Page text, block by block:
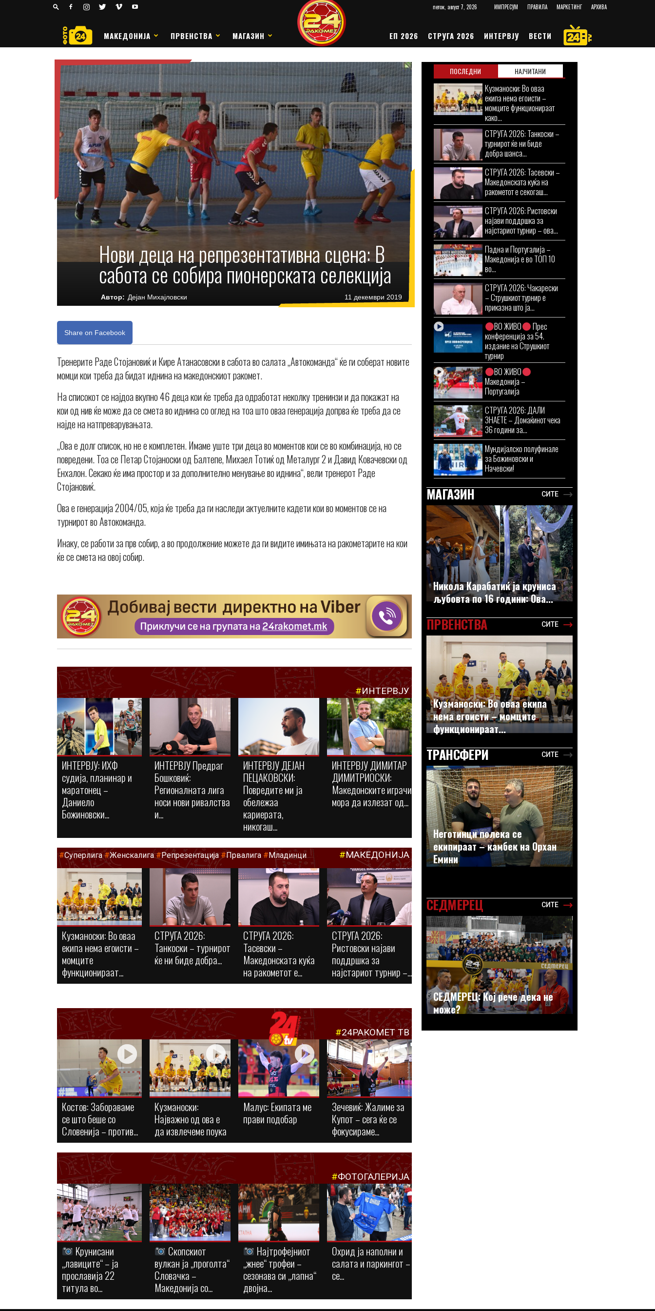
петок, август 7, 2026 ИМПРЕСУМ ПРАВИЛА МАРКЕТИНГ АРХИВА
РАКОМЕТ
МАКЕДОНИЈА ПРВЕНСТВА МАГАЗИН ЕП 2026 СТРУГА 2026 ИНТЕРВЈУ ВЕСТИ
Нови деца на репрезентативна сцена: В
сабота се собира пионерската селекција
Автор: Дејан Михајловски 11 декември 2019
Share on Facebook
Тренерите Раде Стојановиќ и Кире Атанасовски в сабота во салата „Автокоманда“ ќе ги соберат новите
момци кои треба да бидат иднина на македонскиот ракомет.
На списокот се најдоа вкупно 46 деца кои ќе треба да одработат неколку тренинзи и да покажат на
кои од нив ќе може да се смета во иднина со оглед на тоа што оваа генерација допрва ќе треба да се
најде на натпреварувањата.
„Ова е долг список, но не е комплетен. Имаме уште три деца во моментов кои се во комбинација, но се
повредени. Тоа се Петар Стојаноски од Балтепе, Михаел Тотиќ од Металург 2 и Давид Ковачевски од
Енхалон. Секако ќе има простор и за дополнително менување во иднина“, вели тренерот Раде
Стојановиќ.
Ова е генерација 2004/05, која ќе треба да ги наследи актуелните кадети кои во моментов се на
турнирот во Автокоманда.
Инаку, се работи за прв собир, а во продолжение можете да ги видите имињата на ракометарите на кои
ќе се смета на овој собир.
#ИНТЕРВЈУ
ИНТЕРВЈУ: ИХФ
судија, планинар и
маратонец –
Даниело
Божиновски...
ИНТЕРВЈУ Предраг
Бошковиќ:
Регионалната лига
носи нови ривалства
и...
ИНТЕРВЈУ ДЕЈАН
ПЕЦАКОВСКИ:
Повредите ми ја
обележаа
кариерата,
никогаш...
ИНТЕРВЈУ ДИМИТАР
ДИМИТРИОСКИ:
Македонските играчи
мора да излезат од...
#Суперлига #Женскалига#Репрезентација #Првалига #Младинци #МАКЕДОНИЈА
Кузманоски: Во оваа
екипа нема егоисти –
момците
функционираат...
СТРУГА 2026:
Танкоски – турнирот
ќе ни биде добра...
СТРУГА 2026:
Тасевски –
Македонската куќа
на ракометот е...
СТРУГА 2026:
Ристовски најави
поддршка за
најстариот турнир –...
#24РАКОМЕТ ТВ
Костов: Забораваме
се што беше со
Словенија – против...
Кузманоски:
Најважно од ова е
да извлечеме поука
Малус: Eкипата ме
прави подобар
Зечевиќ: Жалиме за
Купот – сега ќе се
фокусираме...
#ФОТОГАЛЕРИЈА
Kрунисани
„лавиците“ – ја
прославија 22
титула во...
Скопскиот
вулкан ја „проголта“
Словачка –
Македонија со...
Најтрофејниот
„жнее“ трофеи –
сезонава си „лапна“
двојна...
Охрид ја наполни и
салата и паркингот –
се...
ПОСЛЕДНИ НАЈЧИТАНИ
Кузманоски: Во оваа
екипа нема егоисти –
момците функционираат
како...
СТРУГА 2026: Танкоски –
турнирот ќе ни биде
добра шанса...
СТРУГА 2026: Тасевски –
Македонската куќа на
ракометот е секогаш...
СТРУГА 2026: Ристовски
најави поддршка за
најстариот турнир – ова...
Падна и Португалија –
Македонија е во ТОП 10
во...
СТРУГА 2026: Чакарески
– Струшкиот турнир е
приказна што ја...
ВО ЖИВО
Прес
конференција за 54.
издание на Струшкиот
турнир
ВО ЖИВО
Македонија –
Португалија
СТРУГА 2026: ДАЛИ
ЗНАЕТЕ – Домаќинот чека
36 години за...
Мундијалско полуфинале
за Божиновски и
Начевски!
МАГАЗИН СИТЕ
Никола Карабатиќ ја круниса
љубовта по 16 години: Ова...
ПРВЕНСТВА СИТЕ
Кузманоски: Во оваа екипа
нема егоисти – момците
функционираат...
ТРАНСФЕРИ СИТЕ
Неготинци полека се
екипираат – камбек на Орхан
Емини
СЕДМЕРЕЦ СИТЕ
СЕДМЕРЕЦ: Кој рече дека не
може?